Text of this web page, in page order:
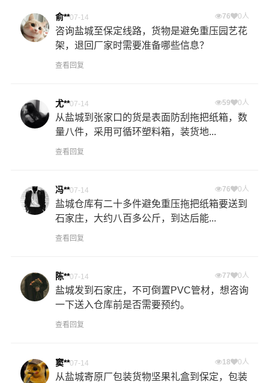
俞**07-14 76 0人
咨询盐城至保定线路，货物是避免重压园艺花
架，退回厂家时需要准备哪些信息？
查看回复
尤**07-14 59 0人
从盐城到张家口的货是表面防刮拖把纸箱，数
量八件，采用可循环塑料箱，装货地...
查看回复
冯**07-14 76 0人
盐城仓库有二十多件避免重压拖把纸箱要送到
石家庄，大约八百多公斤，到达后能...
查看回复
陈**07-14 77 0人
盐城发到石家庄，不可倒置PVC管材，想咨询
一下送入仓库前是否需要预约。
查看回复
窦**07-14 18 0人
从盐城寄原厂包装货物坚果礼盒到保定，包装